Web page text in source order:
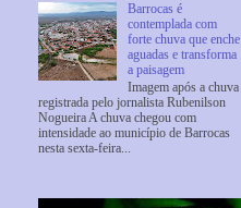
Barrocas é
contemplada com
forte chuva que enche
aguadas e transforma
a paisagem
Imagem após a chuva
registrada pelo jornalista Rubenilson
Nogueira A chuva chegou com
intensidade ao município de Barrocas
nesta sexta-feira...